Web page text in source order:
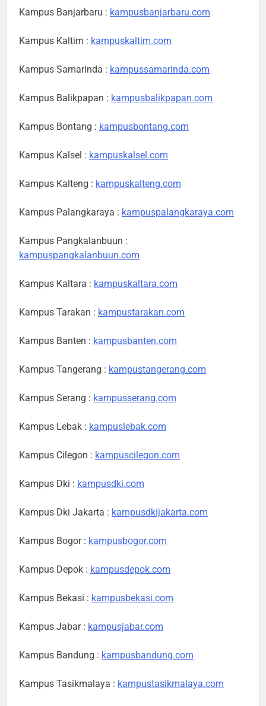
Kampus Banjarbaru : kampusbanjarbaru.com
Kampus Kaltim : kampuskaltim.com
Kampus Samarinda : kampussamarinda.com
Kampus Balikpapan : kampusbalikpapan.com
Kampus Bontang : kampusbontang.com
Kampus Kalsel : kampuskalsel.com
Kampus Kalteng : kampuskalteng.com
Kampus Palangkaraya : kampuspalangkaraya.com
Kampus Pangkalanbuun :
kampuspangkalanbuun.com
Kampus Kaltara : kampuskaltara.com
Kampus Tarakan : kampustarakan.com
Kampus Banten : kampusbanten.com
Kampus Tangerang : kampustangerang.com
Kampus Serang : kampusserang.com
Kampus Lebak : kampuslebak.com
Kampus Cilegon : kampuscilegon.com
Kampus Dki : kampusdki.com
Kampus Dki Jakarta : kampusdkijakarta.com
Kampus Bogor : kampusbogor.com
Kampus Depok : kampusdepok.com
Kampus Bekasi : kampusbekasi.com
Kampus Jabar : kampusjabar.com
Kampus Bandung : kampusbandung.com
Kampus Tasikmalaya : kampustasikmalaya.com